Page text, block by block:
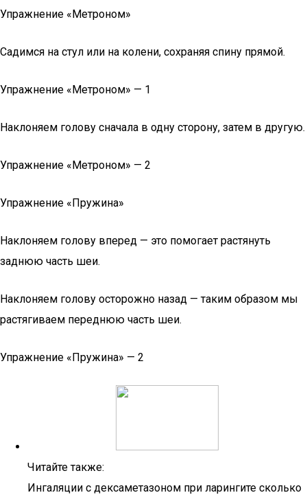
Упражнение «Метроном»
Садимся на стул или на колени, сохраняя спину прямой.
Упражнение «Метроном» — 1
Наклоняем голову сначала в одну сторону, затем в другую.
Упражнение «Метроном» — 2
Упражнение «Пружина»
Наклоняем голову вперед — это помогает растянуть
заднюю часть шеи.
Наклоняем голову осторожно назад — таким образом мы
растягиваем переднюю часть шеи.
Упражнение «Пружина» — 2
Читайте также:
Ингаляции с дексаметазоном при ларингите сколько